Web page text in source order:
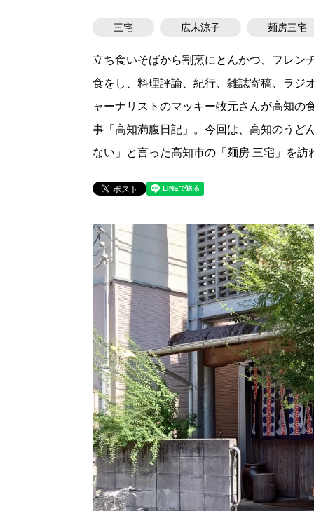
三宅 広末涼子 麺房三宅
立ち食いそばから割烹にとんかつ、フレン
食をし、料理評論、紀行、雑誌寄稿、ラジ
ャーナリストのマッキー牧元さんが高知の
事「高知満腹日記」。今回は、高知のうど
ない」と言った高知市の「麺房 三宅」を訪